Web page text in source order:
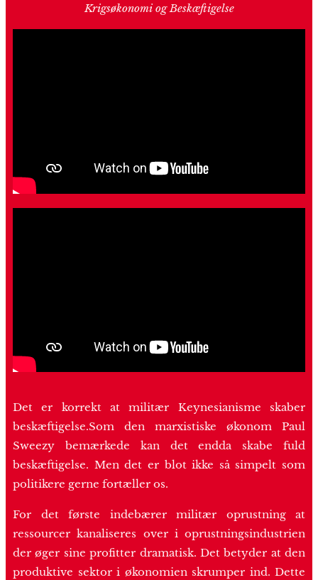
Krigsøkonomi og Beskæftigelse
Det er korrekt at militær Keynesianisme skaber
beskæftigelse.Som den marxistiske økonom Paul
Sweezy bemærkede kan det endda skabe fuld
beskæftigelse. Men det er blot ikke så simpelt som
politikere gerne fortæller os.
For det første indebærer militær oprustning at
ressourcer kanaliseres over i oprustningsindustrien
der øger sine profitter dramatisk. Det betyder at den
produktive sektor i økonomien skrumper ind. Dette